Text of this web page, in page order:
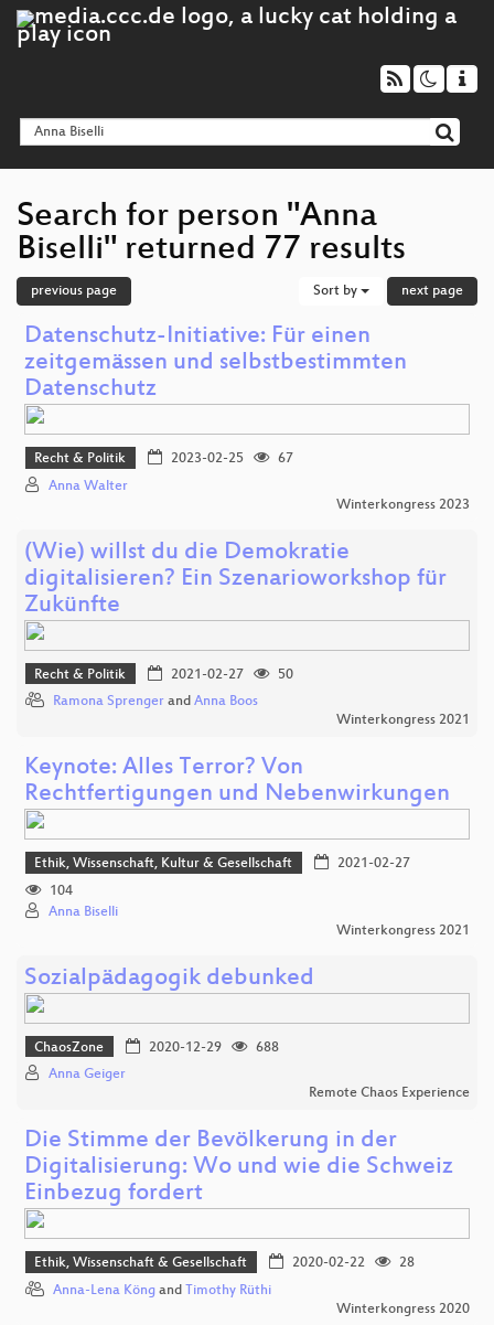
Search for person "Anna
Biselli" returned 77 results
previous page Sort by next page
Datenschutz-Initiative: Für einen
zeitgemässen und selbstbestimmten
Datenschutz
Recht & Politik 2023-02-25
67
Anna Walter
Winterkongress 2023
(Wie) willst du die Demokratie
digitalisieren? Ein Szenarioworkshop für
Zukünfte
Recht & Politik 2021-02-27
50
Ramona Sprenger and Anna Boos
Winterkongress 2021
Keynote: Alles Terror? Von
Rechtfertigungen und Nebenwirkungen
Ethik, Wissenschaft, Kultur & Gesellschaft
2021-02-27
104
Anna Biselli
Winterkongress 2021
Sozialpädagogik debunked
ChaosZone 2020-12-29
688
Anna Geiger
Remote Chaos Experience
Die Stimme der Bevölkerung in der
Digitalisierung: Wo und wie die Schweiz
Einbezug fordert
Ethik, Wissenschaft & Gesellschaft 2020-02-22
28
Anna-Lena Köng and Timothy Rüthi
Winterkongress 2020